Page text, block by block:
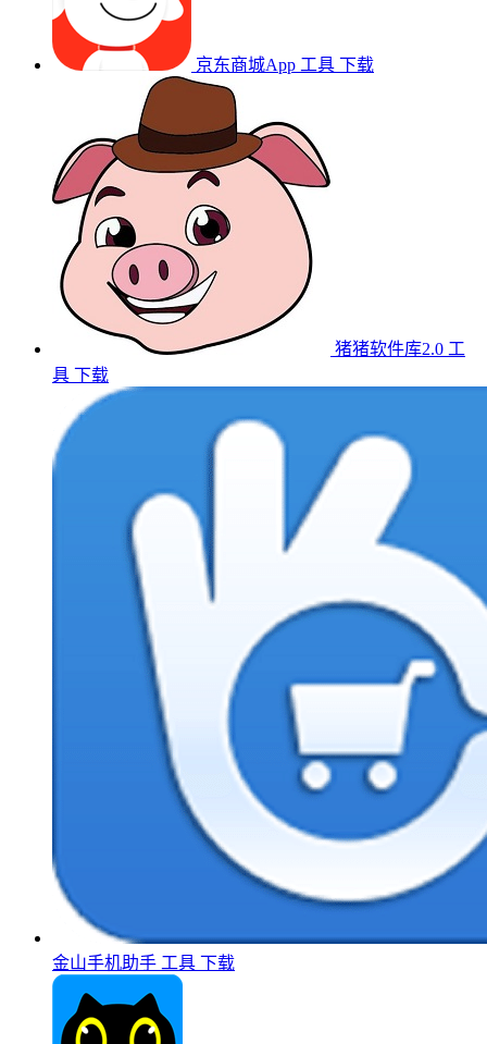
京东商城App 工具 下载
猪猪软件库2.0 工
具 下载
金山手机助手 工具 下载